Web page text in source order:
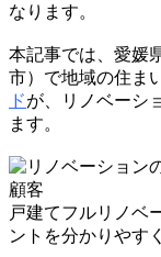
なります。
本記事では、愛媛
市）で地域の住ま
ドが、リノベーシ
ます。
戸建てフルリノベ
ントを分かりやす